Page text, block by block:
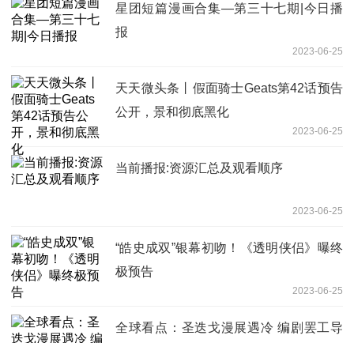
星团短篇漫画合集—第三十七期|今日播
报
2023-06-25
天天微头条丨假面骑士Geats第42话预告
公开，景和彻底黑化
2023-06-25
当前播报:资源汇总及观看顺序
2023-06-25
“皓史成双”银幕初吻！《透明侠侣》曝终
极预告
2023-06-25
全球看点：圣迭戈漫展遇冷 编剧罢工导